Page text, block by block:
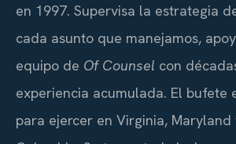
en 1997. Supervisa la estrategia
cada asunto que manejamos,
equipo de Of Counsel con
experiencia acumulada. El bufete
para ejercer en Virginia,